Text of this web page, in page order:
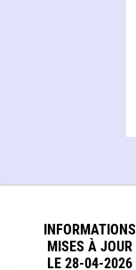
INFORMATIONS
MISES À JOUR
LE 28-04-2026